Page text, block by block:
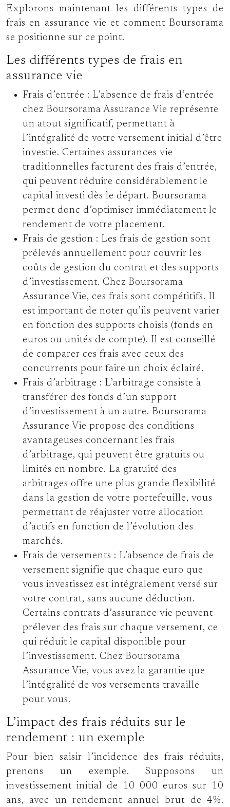
Explorons maintenant les différents types de
frais en assurance vie et comment Boursorama
se positionne sur ce point.
Les différents types de frais en
assurance vie
Frais d’entrée : L’absence de frais d’entrée
chez Boursorama Assurance Vie représente
un atout significatif, permettant à
l’intégralité de votre versement initial d’être
investie. Certaines assurances vie
traditionnelles facturent des frais d’entrée,
qui peuvent réduire considérablement le
capital investi dès le départ. Boursorama
permet donc d’optimiser immédiatement le
rendement de votre placement.
Frais de gestion : Les frais de gestion sont
prélevés annuellement pour couvrir les
coûts de gestion du contrat et des supports
d’investissement. Chez Boursorama
Assurance Vie, ces frais sont compétitifs. Il
est important de noter qu’ils peuvent varier
en fonction des supports choisis (fonds en
euros ou unités de compte). Il est conseillé
de comparer ces frais avec ceux des
concurrents pour faire un choix éclairé.
Frais d’arbitrage : L’arbitrage consiste à
transférer des fonds d’un support
d’investissement à un autre. Boursorama
Assurance Vie propose des conditions
avantageuses concernant les frais
d’arbitrage, qui peuvent être gratuits ou
limités en nombre. La gratuité des
arbitrages offre une plus grande flexibilité
dans la gestion de votre portefeuille, vous
permettant de réajuster votre allocation
d’actifs en fonction de l’évolution des
marchés.
Frais de versements : L’absence de frais de
versement signifie que chaque euro que
vous investissez est intégralement versé sur
votre contrat, sans aucune déduction.
Certains contrats d’assurance vie peuvent
prélever des frais sur chaque versement, ce
qui réduit le capital disponible pour
l’investissement. Chez Boursorama
Assurance Vie, vous avez la garantie que
l’intégralité de vos versements travaille
pour vous.
L’impact des frais réduits sur le
rendement : un exemple
Pour bien saisir l’incidence des frais réduits,
prenons un exemple. Supposons un
investissement initial de 10 000 euros sur 10
ans, avec un rendement annuel brut de 4%.